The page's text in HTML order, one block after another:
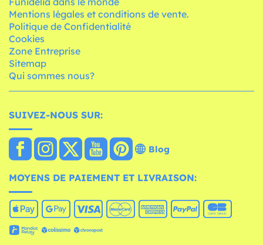
Mentions légales et conditions de vente.
Politique de Confidentialité
Cookies
Zone Entreprise
Sitemap
Qui sommes nous?
SUIVEZ-NOUS SUR:
Blog
MOYENS DE PAIEMENT ET LIVRAISON: